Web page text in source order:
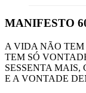
MANIFESTO
A VIDA NÃO
TEM SÓ
SESSENTA MAIS,
E A VONTADE